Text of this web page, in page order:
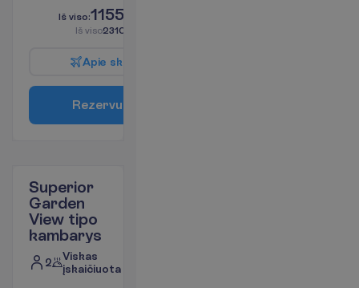
Iš viso:1155.00
Iš viso2310.00
Apie sk
Rezervu
Superior
Garden
View tipo
kambarys
2
Viskas
įskaičiuota